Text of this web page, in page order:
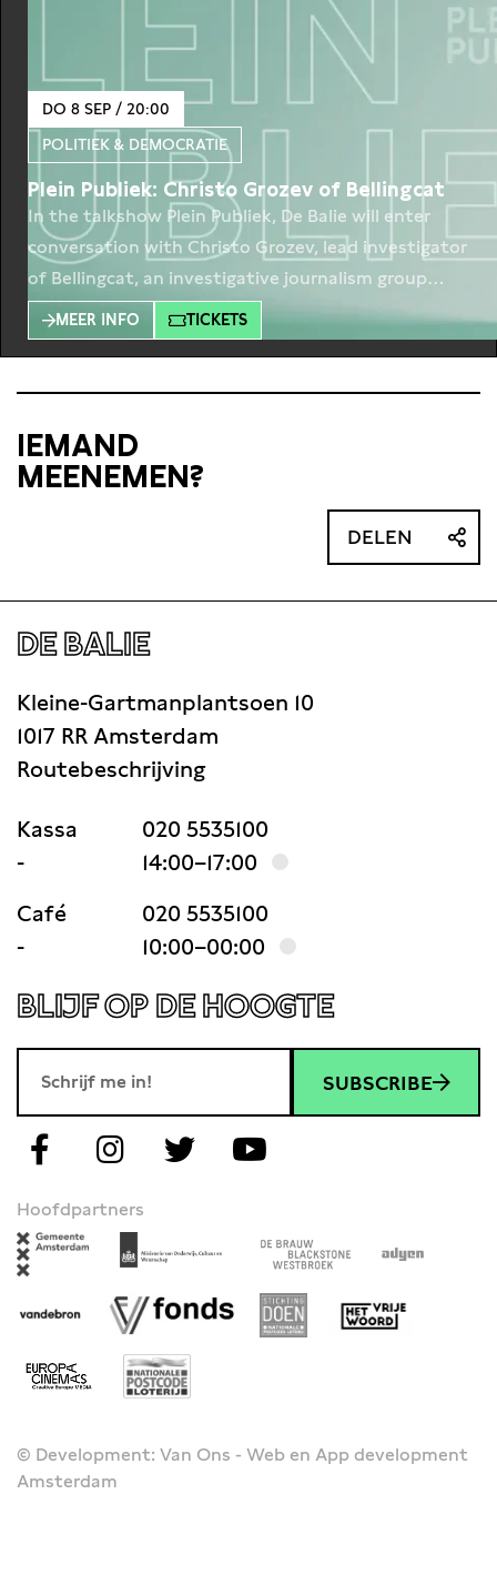
DO 8 SEP / 20:00
POLITIEK & DEMOCRATIE
Plein Publiek: Christo Grozev of Bellingcat
In the talkshow Plein Publiek, De Balie will enter
conversation with Christo Grozev, lead investigator
of Bellingcat, an investigative journalism group
that specializes in fact-checking and open-source
intelligence. It is early April 2022. The West holds its
MEER INFO TICKETS
IEMAND
MEENEMEN?
DELEN
DE BALIE
Kleine-Gartmanplantsoen 10
1017 RR Amsterdam
Routebeschrijving
Kassa
020 5535100
-
14:00–17:00
Café
020 5535100
-
10:00–00:00
BLIJF OP DE HOOGTE
SUBSCRIBE
Hoofdpartners
© Development: Van Ons - Web en App development
Amsterdam